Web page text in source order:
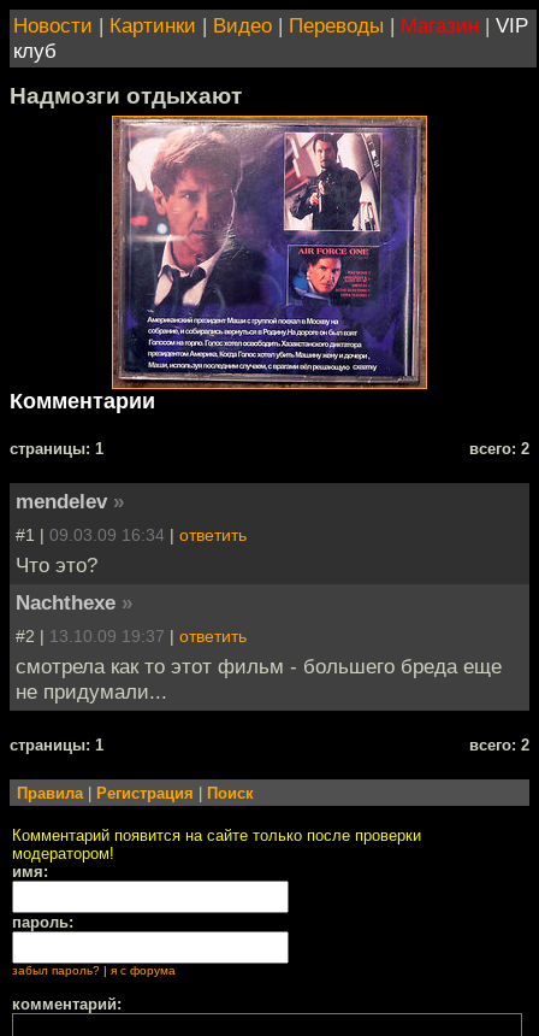
Новости | Картинки | Видео | Переводы | Магазин | VIP
клуб
Надмозги отдыхают
Комментарии
cтраницы: 1 всего: 2
mendelev »
#1 | 09.03.09 16:34 | ответить
Что это?
Nachthexe »
#2 | 13.10.09 19:37 | ответить
смотрела как то этот фильм - большего бреда еще
не придумали...
cтраницы: 1 всего: 2
Правила Регистрация Поиск
Комментарий появится на сайте только после проверки
модератором!
имя:
пароль:
забыл пароль? | я с форума
комментарий: